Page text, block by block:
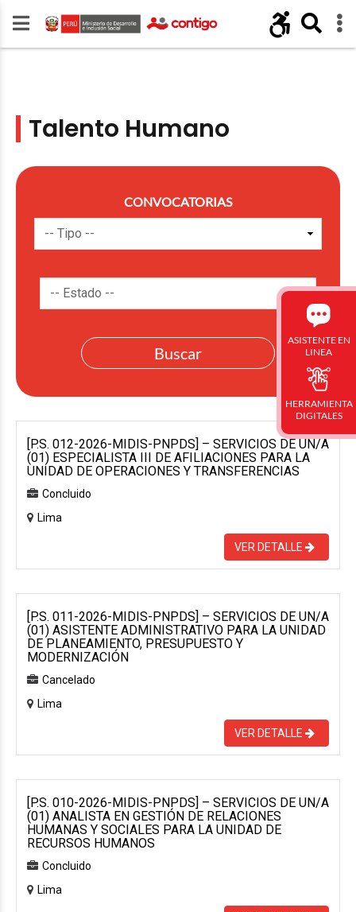
Talento Humano
CONVOCATORIAS
[P.S. 012-2026-MIDIS-PNPDS] – SERVICIOS DE UN/A
(01) ESPECIALISTA III DE AFILIACIONES PARA LA
UNIDAD DE OPERACIONES Y TRANSFERENCIAS
Concluido
Lima
VER DETALLE
[P.S. 011-2026-MIDIS-PNPDS] – SERVICIOS DE UN/A
(01) ASISTENTE ADMINISTRATIVO PARA LA UNIDAD
DE PLANEAMIENTO, PRESUPUESTO Y
MODERNIZACIÓN
Cancelado
Lima
VER DETALLE
[P.S. 010-2026-MIDIS-PNPDS] – SERVICIOS DE UN/A
(01) ANALISTA EN GESTIÓN DE RELACIONES
HUMANAS Y SOCIALES PARA LA UNIDAD DE
RECURSOS HUMANOS
Concluido
Lima
ASISTENTE EN
LINEA
HERRAMIENTA
DIGITALES